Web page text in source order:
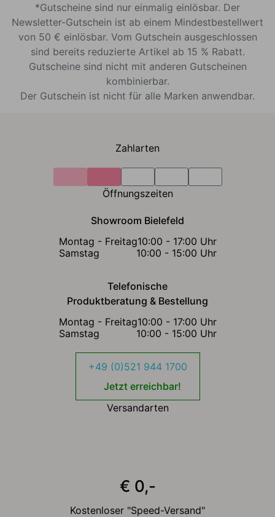
*Gutscheine sind nur einmalig einlösbar. Der
Newsletter-Gutschein ist ab einem Mindestbestellwert
von 50 € einlösbar. Vom Gutschein ausgeschlossen
sind bereits reduzierte Artikel ab 15 % Rabatt.
Gutscheine sind nicht mit anderen Gutscheinen
kombinierbar.
Der Gutschein ist nicht für alle Marken anwendbar.
Zahlarten
Öffnungszeiten
Showroom Bielefeld
Montag - Freitag10:00 - 17:00 Uhr
Samstag
10:00 - 15:00 Uhr
Telefonische
Produktberatung & Bestellung
Montag - Freitag10:00 - 17:00 Uhr
Samstag
10:00 - 15:00 Uhr
+49 (0)521 944 1700
Jetzt erreichbar!
Versandarten
€ 0,-
Kostenloser "Speed-Versand"